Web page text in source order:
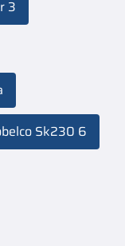
3
Sk230 6